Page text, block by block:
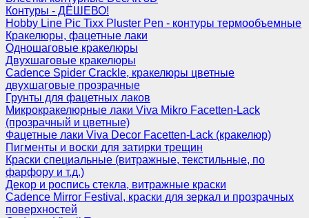
Контуры - ДЁШЕВО!
Hobby Line Pic Tixx Pluster Pen - контуры термообъемные
Кракелюры, фацетные лаки
Одношаговые кракелюры
Двухшаговые кракелюры
Cadence Spider Crackle, кракелюры цветные
двухшаговые прозрачные
Грунты для фацетных лаков
Микрокракелюрные лаки Viva Mikro Facetten-Lack
(прозрачный и цветные)
Фацетные лаки Viva Decor Facetten-Lack (кракелюр)
Пигменты и воски для затирки трещин
Краски специальные (витражные, текстильные, по
фарфору и т.д.)
Декор и роспись стекла, витражные краски
Cadence Mirror Festival, краски для зеркал и прозрачных
поверхностей